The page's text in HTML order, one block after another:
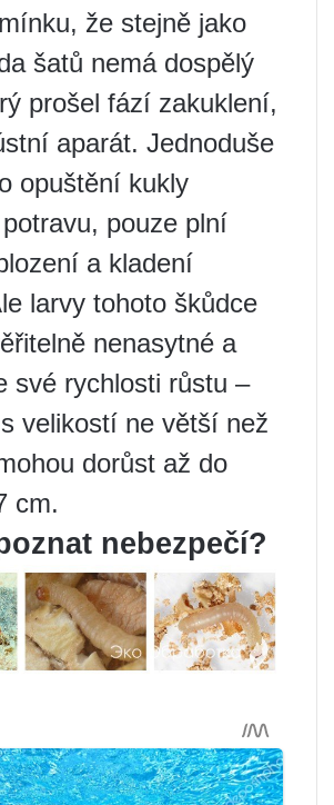
že stejně jako
šatů nemá dospělý
prošel fází zakuklení,
aparát. Jednoduše
opuštění kukly
pouze plní
a kladení
larvy tohoto škůdce
nenasytné a
své rychlosti růstu –
velikostí ne větší než
dorůst až do
cm.
nebezpečí?